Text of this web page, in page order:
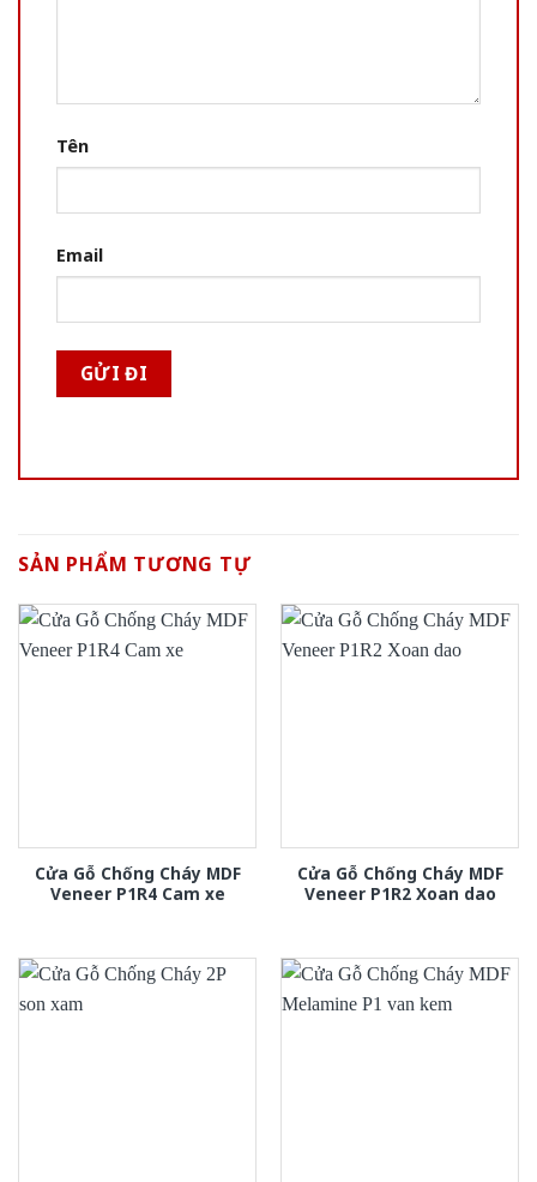
Tên
Email
SẢN PHẨM TƯƠNG TỰ
Cửa Gỗ Chống Cháy MDF
Veneer P1R4 Cam xe
Cửa Gỗ Chống Cháy MDF
Veneer P1R2 Xoan dao